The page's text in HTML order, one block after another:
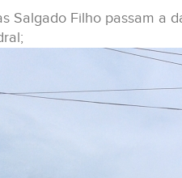
Salgado Filho passam a